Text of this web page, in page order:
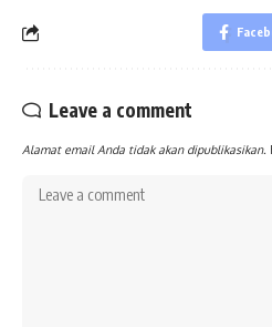
Leave a comment
Alamat email Anda tidak akan dipublikasikan.